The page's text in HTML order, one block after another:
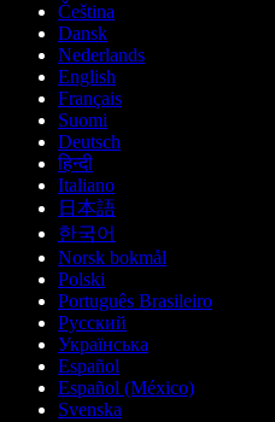
Čeština
Dansk
Nederlands
English
Français
Suomi
Deutsch
हिन्दी
Italiano
日本語
한국어
Norsk bokmål
Polski
Português Brasileiro
Русский
Українська
Español
Español (México)
Svenska